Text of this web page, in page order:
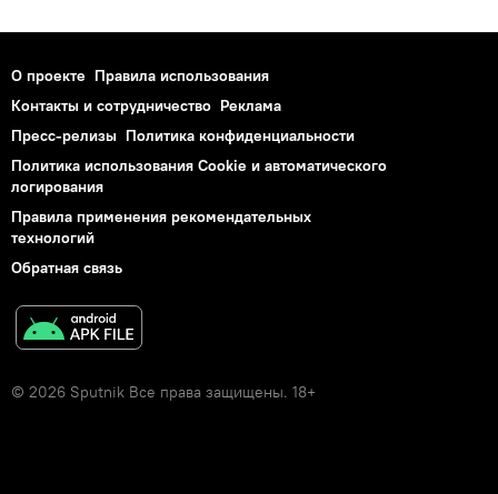
О проекте Правила использования
Контакты и сотрудничество Реклама
Пресс-релизы Политика конфиденциальности
Политика использования Cookie и автоматического
логирования
Правила применения рекомендательных
технологий
Обратная связь
© 2026 Sputnik Все права защищены. 18+